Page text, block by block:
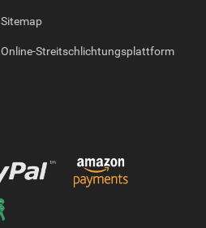
Sitemap
Online-Streitschlichtungsplattform